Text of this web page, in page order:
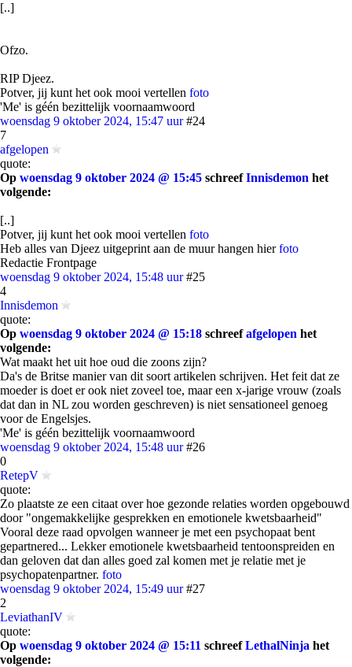
[..]
Ofzo.
RIP Djeez.
Potver, jij kunt het ook mooi vertellen foto
'Me' is géén bezittelijk voornaamwoord
woensdag 9 oktober 2024, 15:47 uur #24
7
afgelopen
quote:
Op woensdag 9 oktober 2024 @ 15:45 schreefInnisdemon het
volgende:
[..]
Potver, jij kunt het ook mooi vertellen foto
Heb alles van Djeez uitgeprint aan de muur hangen hierfoto
Redactie Frontpage
woensdag 9 oktober 2024, 15:48 uur #25
4
Innisdemon
quote:
Op woensdag 9 oktober 2024 @ 15:18 schreefafgelopen het
volgende:
Wat maakt het uit hoe oud die zoons zijn?
Da's de Britse manier van dit soort artikelen schrijven. Het feit dat ze
moeder is doet er ook niet zoveel toe, maar een x-jarige vrouw (zoals
dat dan in NL zou worden geschreven) is niet sensationeel genoeg
voor de Engelsjes.
'Me' is géén bezittelijk voornaamwoord
woensdag 9 oktober 2024, 15:48 uur #26
0
RetepV
quote:
Zo plaatste ze een citaat over hoe gezonde relaties worden opgebouwd
door "ongemakkelijke gesprekken en emotionele kwetsbaarheid"
Vooral deze raad opvolgen wanneer je met een psychopaat bent
gepartnered... Lekker emotionele kwetsbaarheid tentoonspreiden en
dan geloven dat dan alles goed zal komen met je relatie met je
psychopatenpartner. foto
woensdag 9 oktober 2024, 15:49 uur #27
2
LeviathanIV
quote:
Op woensdag 9 oktober 2024 @ 15:11 schreefLethalNinja het
volgende: